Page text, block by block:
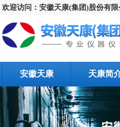
欢迎访问：安徽天康(集团)股份有
安徽天康 天康简